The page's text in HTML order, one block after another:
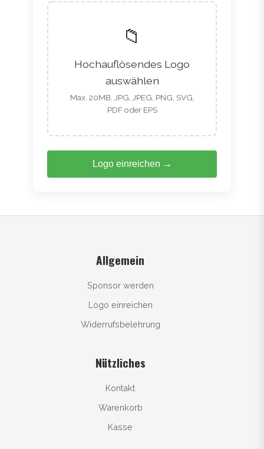
📁
Hochauflösendes Logo
auswählen
Max. 20MB, JPG, JPEG, PNG, SVG,
PDF oder EPS
Logo einreichen →
Allgemein
Sponsor werden
Logo einreichen
Widerrufsbelehrung
Nützliches
Kontakt
Warenkorb
Kasse